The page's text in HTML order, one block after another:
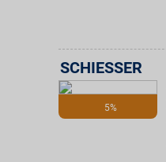
5%
SCHIESSER